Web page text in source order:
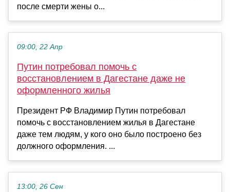
после смерти жены о...
09:00, 22 Апр
Путин потребовал помочь с
восстановлением в Дагестане даже не
оформленного жилья
Президент РФ Владимир Путин потребовал
помочь с восстановлением жилья в Дагестане
даже тем людям, у кого оно было построено без
должного оформления. ...
13:00, 26 Сен